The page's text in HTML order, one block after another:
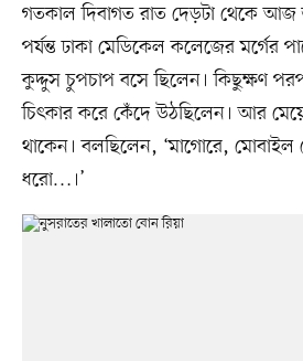
গতকাল দিবাগত রাত দেড়টা থেকে আজ
পর্যন্ত ঢাকা মেডিকেল কলেজের মর্গের
কুদ্দুস চুপচাপ বসে ছিলেন। কিছুক্ষণ
চিৎকার করে কেঁদে উঠছিলেন। আর
থাকেন। বলছিলেন, ‘মাগোরে,
ধরো…।’